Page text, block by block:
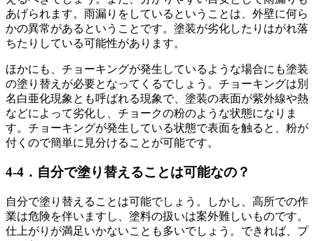
あげられます。雨漏りをしているということは、外壁に何ら
かの異常があるということです。塗装が劣化したりはがれ落
ちたりしている可能性があります。
ほかにも、チョーキングが発生しているような場合にも塗装
の塗り替えが必要となってくるでしょう。チョーキングは別
名白亜化現象とも呼ばれる現象で、塗装の表面が紫外線や熱
などによって劣化し、チョークの粉のような状態になりま
す。チョーキングが発生している状態で表面を触ると、粉が
付くので簡単に見分けることが可能です。
4-4．自分で塗り替えることは可能なの？
自分で塗り替えることは可能でしょう。しかし、高所での作
業は危険を伴いますし、塗料の扱いは案外難しいものです。
仕上がりが満足いかないことも多いでしょう。できれば、プ